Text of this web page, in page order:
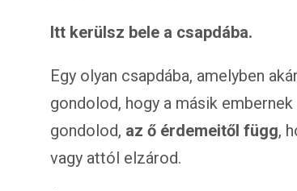
Itt kerülsz bele a csapdába.
Egy olyan csapdába, amelyben
gondolod, hogy a másik
gondolod, az ő érdemeitől függ,
vagy attól elzárod.